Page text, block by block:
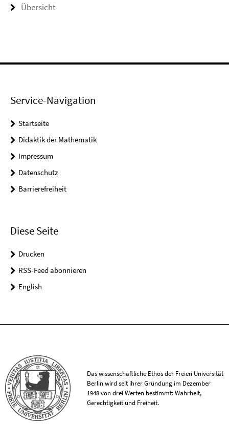
Übersicht
Service-Navigation
Startseite
Didaktik der Mathematik
Impressum
Datenschutz
Barrierefreiheit
Diese Seite
Drucken
RSS-Feed abonnieren
English
Das wissenschaftliche Ethos der Freien Universität
Berlin wird seit ihrer Gründung im Dezember
1948 von drei Werten bestimmt: Wahrheit,
Gerechtigkeit und Freiheit.